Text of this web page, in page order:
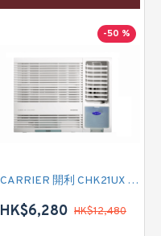
-50 %
CARRIER 開利 CHK21UX 二匹半 變頻淨冷窗口式冷氣機 (附遙控)
HK$6,280 HK$12,480